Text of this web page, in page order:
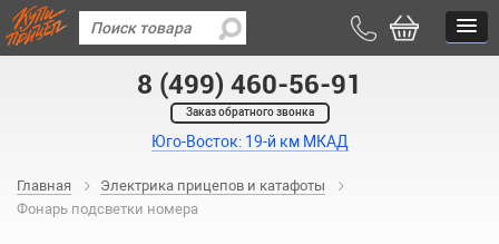
8 (499) 460-56-91
Заказ обратного звонка
Юго-Восток: 19-й км МКАД
Главная
Электрика прицепов и катафоты
Фонарь подсветки номера